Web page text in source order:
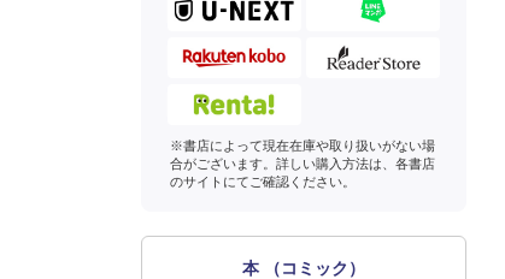
※書店によって現在在庫や取り扱いがない場
合がございます。詳しい購入方法は、各書店
のサイトにてご確認ください。
本 （コミック）